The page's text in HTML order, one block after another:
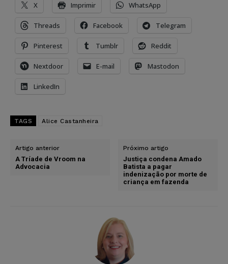
X Imprimir WhatsApp
Threads Facebook Telegram
Pinterest Tumblr Reddit
Nextdoor E-mail Mastodon
LinkedIn
TAGS Alice Castanheira
Artigo anterior
A Tríade de Vroom na
Advocacia
Próximo artigo
Justiça condena Amado
Batista a pagar
indenização por morte de
criança em fazenda